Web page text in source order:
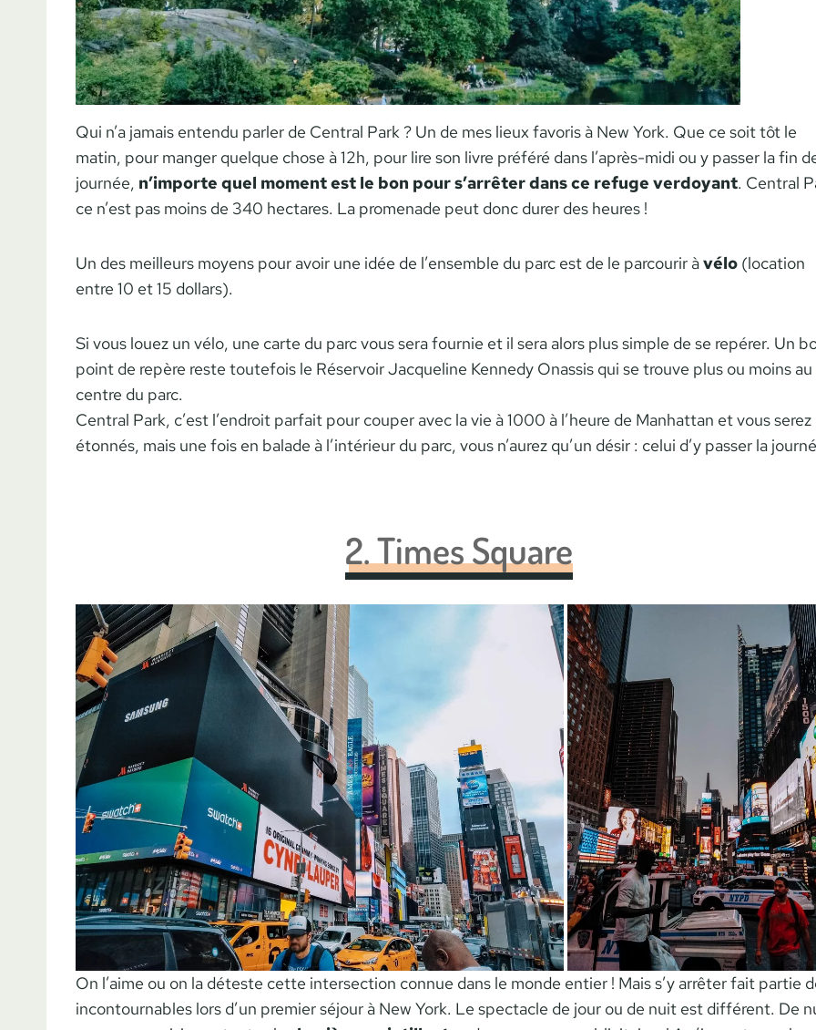
Qui n’a jamais entendu parler de Central Park ? Un de mes lieux favoris à New York. Que ce soit tôt le
matin, pour manger quelque chose à 12h, pour lire son livre préféré dans l’après-midi ou y passer la fin
journée, n’importe quel moment est le bon pour s’arrêter dans ce refuge verdoyant. Central
ce n’est pas moins de 340 hectares. La promenade peut donc durer des heures !
Un des meilleurs moyens pour avoir une idée de l’ensemble du parc est de le parcourir àvélo (location
entre 10 et 15 dollars).
Si vous louez un vélo, une carte du parc vous sera fournie et il sera alors plus simple de se repérer. Un
point de repère reste toutefois le Réservoir Jacqueline Kennedy Onassis qui se trouve plus ou moins au
centre du parc.
Central Park, c’est l’endroit parfait pour couper avec la vie à 1000 à l’heure de Manhattan et vous serez
étonnés, mais une fois en balade à l’intérieur du parc, vous n’aurez qu’un désir : celui d’y passer la
2. Times Square
On l’aime ou on la déteste cette intersection connue dans le monde entier ! Mais s’y arrêter fait partie
incontournables lors d’un premier séjour à New York. Le spectacle de jour ou de nuit est différent. De